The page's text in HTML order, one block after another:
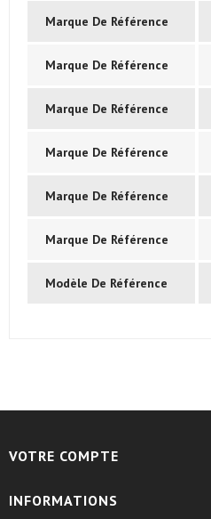
Marque De Référence
Marque De Référence
Marque De Référence
Marque De Référence
Marque De Référence
Marque De Référence
Modèle De Référence
VOTRE COMPTE
INFORMATIONS